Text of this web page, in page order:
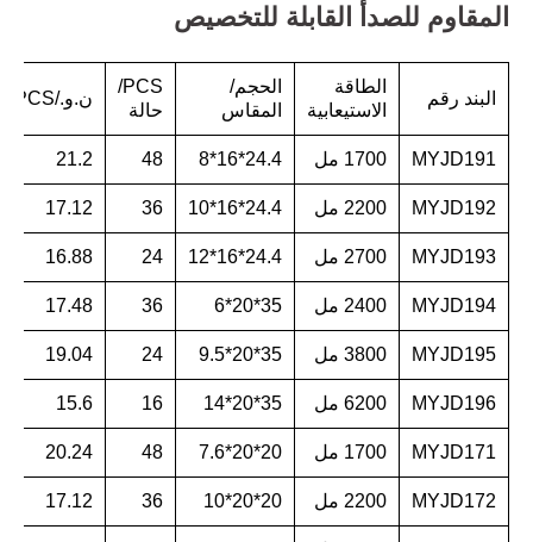
المقاوم للصدأ القابلة للتخصيص
البند رقم
الطاقة
الاستيعابية
الحجم/
المقاس
PCS/
حالة
ن.و./PCS
MYJD191 1700 مل 24.4*16*8
48
21.2
MYJD192 2200 مل 24.4*16*10
36
17.12
MYJD193 2700 مل 24.4*16*12
24
16.88
MYJD194 2400 مل 35*20*6
36
17.48
MYJD195 3800 مل 35*20*9.5
24
19.04
MYJD196 6200 مل 35*20*14
16
15.6
MYJD171 1700 مل 20*20*7.6
48
20.24
MYJD172 2200 مل 20*20*10
36
17.12